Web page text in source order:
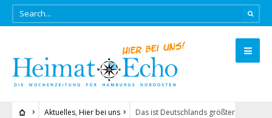
Aktuelles, Hier bei uns
Das ist Deutschlands größter